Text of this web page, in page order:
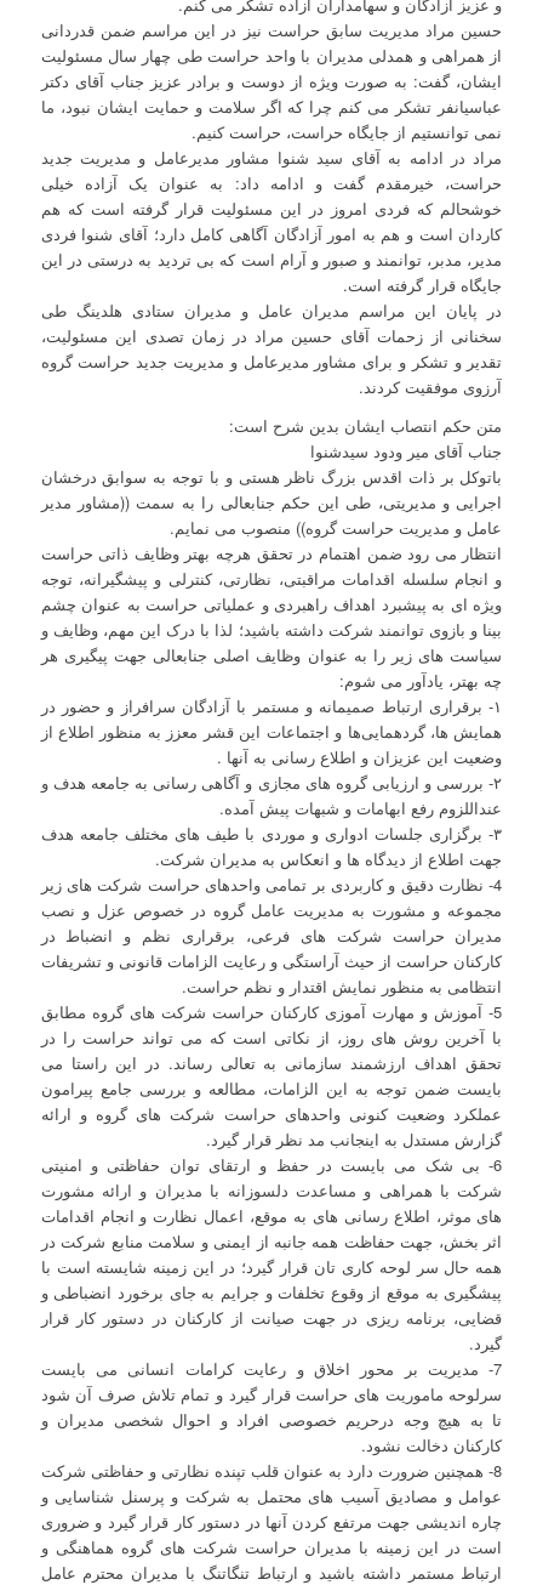
حسین مراد مدیریت سابق حراست نیز در این مراسم ضمن قدردانی
از همراهی و همدلی مدیران با واحد حراست طی چهار سال مسئولیت
ایشان، گفت: به صورت ویژه از دوست و برادر عزیز جناب آقای دکتر
عباسیانفر تشکر می کنم چرا که اگر سلامت و حمایت ایشان نبود، ما
نمی توانستیم از جایگاه حراست، حراست کنیم.
مراد در ادامه به آقای سید شنوا مشاور مدیرعامل و مدیریت جدید
حراست، خیرمقدم گفت و ادامه داد: به عنوان یک آزاده خیلی
خوشحالم که فردی امروز در این مسئولیت قرار گرفته است که هم
کاردان است و هم به امور آزادگان آگاهی کامل دارد؛ آقای شنوا فردی
مدیر، مدبر، توانمند و صبور و آرام است که بی تردید به درستی در این
جایگاه قرار گرفته است.
در پایان این مراسم مدیران عامل و مدیران ستادی هلدینگ طی
سخنانی از زحمات آقای حسین مراد در زمان تصدی این مسئولیت،
تقدیر و تشکر و برای مشاور مدیرعامل و مدیریت جدید حراست گروه
آرزوی موفقیت کردند.
متن حکم انتصاب ایشان بدین شرح است:
جناب آقای میر ودود سیدشنوا
باتوکل بر ذات اقدس بزرگ ناظر هستی و با توجه به سوابق درخشان
اجرایی و مدیریتی، طی این حکم جنابعالی را به سمت ((مشاور مدیر
عامل و مدیریت حراست گروه)) منصوب می نمایم.
انتظار می رود ضمن اهتمام در تحقق هرچه بهتر وظایف ذاتی حراست
و انجام سلسله اقدامات مراقبتی، نظارتی، کنترلی و پیشگیرانه، توجه
ویژه ای به پیشبرد اهداف راهبردی و عملیاتی حراست به عنوان چشم
بینا و بازوی توانمند شرکت داشته باشید؛ لذا با درک این مهم، وظایف و
سیاست های زیر را به عنوان وظایف اصلی جنابعالی جهت پیگیری هر
چه بهتر، یادآور می شوم:
۱- برقراری ارتباط صمیمانه و مستمر با آزادگان سرافراز و حضور در
همایش ها، گردهمایی‌ها و اجتماعات این قشر معزز به منظور اطلاع از
وضعیت این عزیزان و اطلاع رسانی به آنها .
۲- بررسی و ارزیابی گروه های مجازی و آگاهی رسانی به جامعه هدف و
عنداللزوم رفع ابهامات و شبهات پیش آمده.
۳- برگزاری جلسات ادواری و موردی با طیف های مختلف جامعه هدف
جهت اطلاع از دیدگاه ها و انعکاس به مدیران شرکت.
4- نظارت دقیق و کاربردی بر تمامی واحدهای حراست شرکت های زیر
مجموعه و مشورت به مدیریت عامل گروه در خصوص عزل و نصب
مدیران حراست شرکت های فرعی، برقراری نظم و انضباط در
کارکنان حراست از حیث آراستگی و رعایت الزامات قانونی و تشریفات
انتظامی به منظور نمایش اقتدار و نظم حراست.
5- آموزش و مهارت آموزی کارکنان حراست شرکت های گروه مطابق
با آخرین روش های روز، از نکاتی است که می تواند حراست را در
تحقق اهداف ارزشمند سازمانی به تعالی رساند. در این راستا می
بایست ضمن توجه به این الزامات، مطالعه و بررسی جامع پیرامون
عملکرد وضعیت کنونی واحدهای حراست شرکت های گروه و ارائه
گزارش مستدل به اینجانب مد نظر قرار گیرد.
6- بی شک می بایست در حفظ و ارتقای توان حفاظتی و امنیتی
شرکت با همراهی و مساعدت دلسوزانه با مدیران و ارائه مشورت
های موثر، اطلاع رسانی های به موقع، اعمال نظارت و انجام اقدامات
اثر بخش، جهت حفاظت همه جانبه از ایمنی و سلامت منابع شرکت در
همه حال سر لوحه کاری تان قرار گیرد؛ در این زمینه شایسته است با
پیشگیری به موقع از وقوع تخلفات و جرایم به جای برخورد انضباطی و
قضایی، برنامه ریزی در جهت صیانت از کارکنان در دستور کار قرار
گیرد.
7- مدیریت بر محور اخلاق و رعایت کرامات انسانی می بایست
سرلوحه ماموریت های حراست قرار گیرد و تمام تلاش صرف آن شود
تا به هیچ وجه درحریم خصوصی افراد و احوال شخصی مدیران و
کارکنان دخالت نشود.
8- همچنین ضرورت دارد به عنوان قلب تپنده نظارتی و حفاظتی شرکت
عوامل و مصادیق آسیب های محتمل به شرکت و پرسنل شناسایی و
چاره اندیشی جهت مرتفع کردن آنها در دستور کار قرار گیرد و ضروری
است در این زمینه با مدیران حراست شرکت های گروه هماهنگی و
ارتباط مستمر داشته باشید و ارتباط تنگاتنگ با مدیران محترم عامل